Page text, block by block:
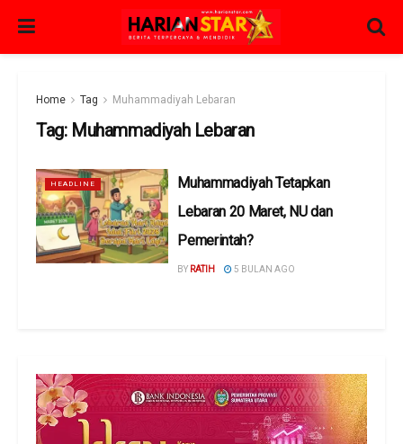
Home Tag Muhammadiyah Lebaran
Tag: Muhammadiyah Lebaran
HEADLINE
Muhammadiyah Tetapkan
Lebaran 20 Maret, NU dan
Pemerintah?
BY RATIH 5 BULAN AGO